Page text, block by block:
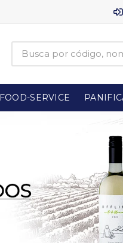
FOOD-SERVICE